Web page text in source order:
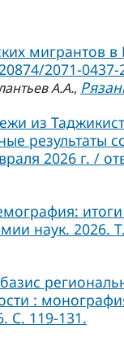
мигрантов
2071-0437-
А.А.,
из
результаты
2026 г. /
наук. 2026.
:
С. 119-131.